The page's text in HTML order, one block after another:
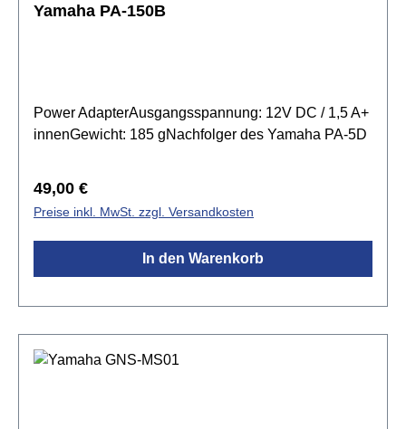
Yamaha PA-150B
Power AdapterAusgangsspannung: 12V DC / 1,5 A+
innenGewicht: 185 gNachfolger des Yamaha PA-5D
Regulärer Preis:
49,00 €
Preise inkl. MwSt. zzgl. Versandkosten
In den Warenkorb